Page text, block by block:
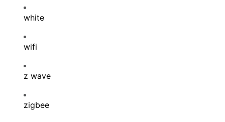
white
wifi
z wave
zigbee